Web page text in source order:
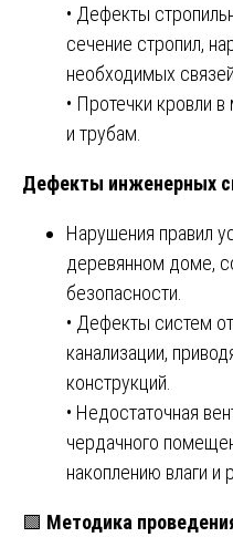
• Дефекты
сечение стропил,
необходимых
• Протечки кровли
и трубам.
Дефекты инженерных
Нарушения правил
деревянном доме,
безопасности.
• Дефекты систем
канализации,
конструкций.
• Недостаточная
чердачного
накоплению влаги и
🟩 Методика